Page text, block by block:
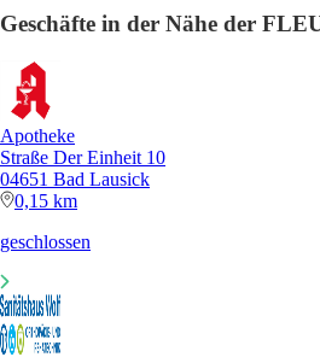
Geschäfte in der Nähe der
Apotheke
Straße Der Einheit 10
04651 Bad Lausick
0,15 km
geschlossen